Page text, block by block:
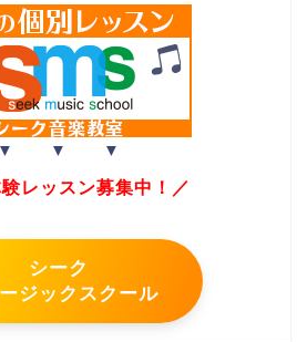
▼ ▼ ▼
レッスン募集中！／
シーク
ジックスクール